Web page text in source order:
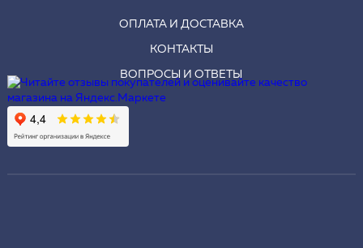
ОПЛАТА И ДОСТАВКА
КОНТАКТЫ
ВОПРОСЫ И ОТВЕТЫ